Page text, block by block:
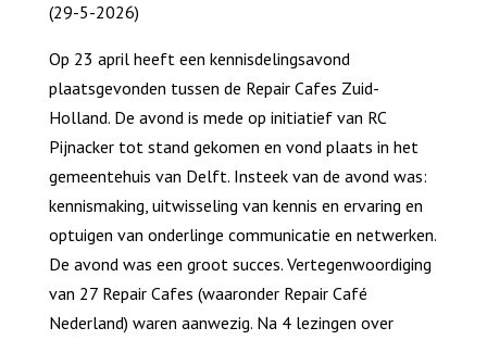
(29-5-2026)
Op 23 april heeft een kennisdelingsavond
plaatsgevonden tussen de Repair Cafes Zuid-
Holland. De avond is mede op initiatief van RC
Pijnacker tot stand gekomen en vond plaats in het
gemeentehuis van Delft. Insteek van de avond was:
kennismaking, uitwisseling van kennis en ervaring en
optuigen van onderlinge communicatie en netwerken.
De avond was een groot succes. Vertegenwoordiging
van 27 Repair Cafes (waaronder Repair Café
Nederland) waren aanwezig. Na 4 lezingen over